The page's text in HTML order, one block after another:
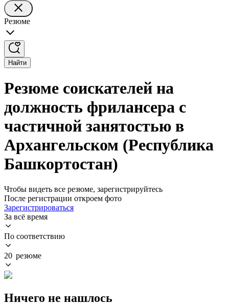
Резюме
Найти
Резюме соискателей на
должность фрилансера с
частичной занятостью в
Архангельском (Республика
Башкортостан)
Чтобы видеть все резюме, зарегистрируйтесь
После регистрации откроем фото
Зарегистрироваться
За всё время
По соответствию
20 резюме
Ничего не нашлось